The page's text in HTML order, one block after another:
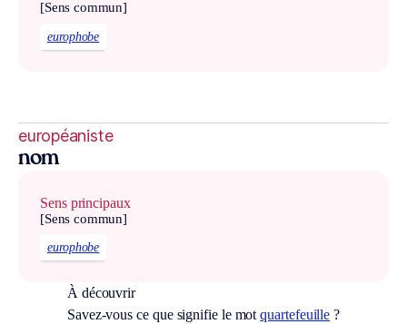
[Sens commun]
europhobe
européaniste
nom
Sens principaux
[Sens commun]
europhobe
À découvrir
Savez-vous ce que signifie le motquartefeuille ?